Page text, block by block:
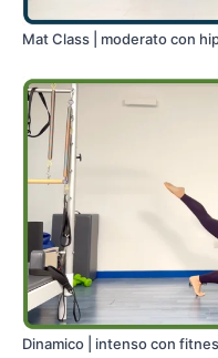
Mat Class | moderato con
Dinamico | intenso con